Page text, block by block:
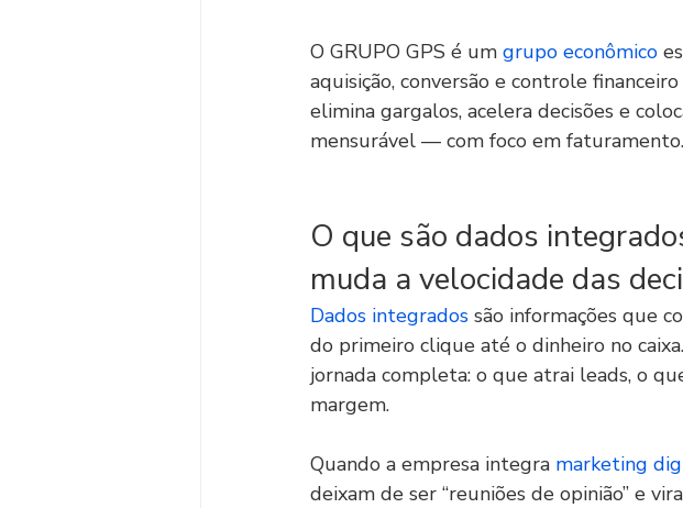
O GRUPO GPS é um grupo econômico
aquisição, conversão e controle
elimina gargalos, acelera decisões e
mensurável — com foco em faturamento.
O que são dados
muda a velocidade das
Dados integrados são informações que
do primeiro clique até o dinheiro no
jornada completa: o que atrai leads, o
margem.
Quando a empresa integra marketing
deixam de ser “reuniões de opinião” e